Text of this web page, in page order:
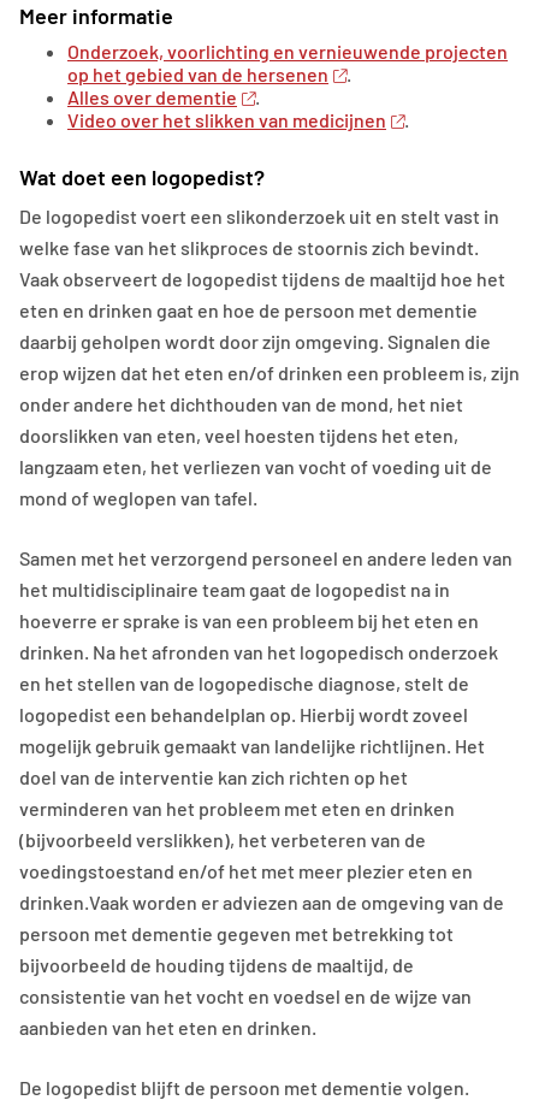
Meer informatie
Onderzoek, voorlichting en vernieuwende projecten
op het gebied van de hersenen
.
Alles over dementie
.
Video over het slikken van medicijnen
.
Wat doet een logopedist?
De logopedist voert een slikonderzoek uit en stelt vast in
welke fase van het slikproces de stoornis zich bevindt.
Vaak observeert de logopedist tijdens de maaltijd hoe het
eten en drinken gaat en hoe de persoon met dementie
daarbij geholpen wordt door zijn omgeving. Signalen die
erop wijzen dat het eten en/of drinken een probleem is, zijn
onder andere het dichthouden van de mond, het niet
doorslikken van eten, veel hoesten tijdens het eten,
langzaam eten, het verliezen van vocht of voeding uit de
mond of weglopen van tafel.
Samen met het verzorgend personeel en andere leden van
het multidisciplinaire team gaat de logopedist na in
hoeverre er sprake is van een probleem bij het eten en
drinken. Na het afronden van het logopedisch onderzoek
en het stellen van de logopedische diagnose, stelt de
logopedist een behandelplan op. Hierbij wordt zoveel
mogelijk gebruik gemaakt van landelijke richtlijnen. Het
doel van de interventie kan zich richten op het
verminderen van het probleem met eten en drinken
(bijvoorbeeld verslikken), het verbeteren van de
voedingstoestand en/of het met meer plezier eten en
drinken.Vaak worden er adviezen aan de omgeving van de
persoon met dementie gegeven met betrekking tot
bijvoorbeeld de houding tijdens de maaltijd, de
consistentie van het vocht en voedsel en de wijze van
aanbieden van het eten en drinken.
De logopedist blijft de persoon met dementie volgen.